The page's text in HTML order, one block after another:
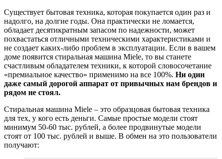
Существует бытовая техника, которая покупается один раз и
надолго, на долгие годы. Она практически не ломается,
обладает десятикратным запасом по надежности, может
похвастаться отличными техническими характеристиками и
не создает каких-либо проблем в эксплуатации. Если в вашем
доме появится стиральная машина Miele, то вы станете
счастливым обладателем техники, к которой словосочетание
«премиальное качество» применимо на все 100%. Ни один
даже самый дорогой аппарат от привычных нам брендов и
рядом не стоял.
Стиральная машина Miele – это образцовая бытовая техника
для тех, у кого есть деньги. Самые простые модели стоят
минимум 50-60 тыс. рублей, а более продвинутые модели
стоят от 100 тыс. рублей и выше. В обмен на это пользователи
получают: